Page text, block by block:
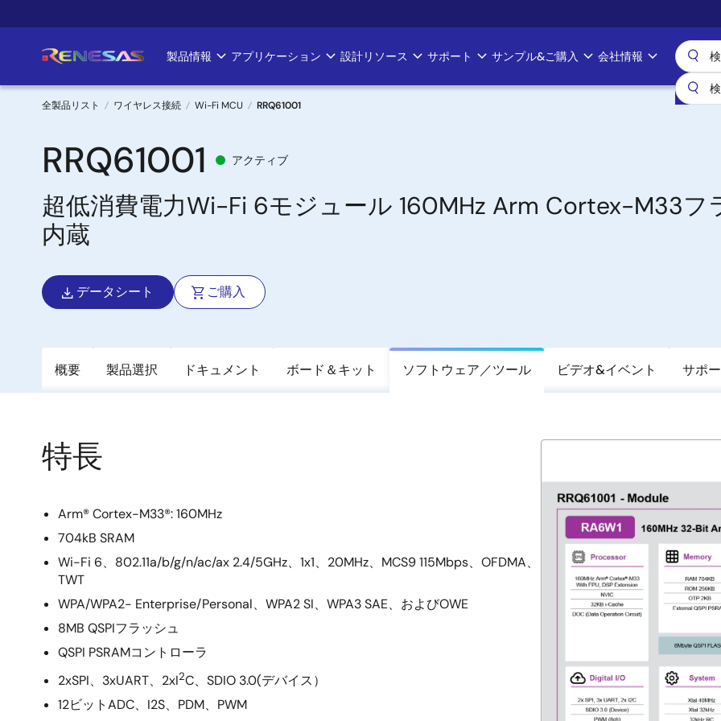
イ
ン
Main
navigation
製品情報 アプリケーション 設計リソース サポート サンプル&ご購入 会社情報
パ
ン
く
ず
全製品リスト ワイヤレス接続 Wi-Fi MCU RRQ61001
RRQ61001 アクティブ
超低消費電力Wi-Fi 6モジュール 160MHz Arm Cortex-M33フ
内蔵
データシート ご購入
概要 製品選択 ドキュメント ボード＆キット ソフトウェア／ツール ビデオ&イベント サポ
特長
Arm® Cortex-M33®: 160MHz
704kB SRAM
Wi-Fi 6、802.11a/b/g/n/ac/ax 2.4/5GHz、1x1、20MHz、MCS9 115Mbps、OFDMA、
TWT
WPA/WPA2- Enterprise/Personal、WPA2 SI、WPA3 SAE、およびOWE
8MB QSPIフラッシュ
QSPI PSRAMコントローラ
2xSPI、3xUART、2xI2C、SDIO 3.0(デバイス）
12ビットADC、I2S、PDM、PWM